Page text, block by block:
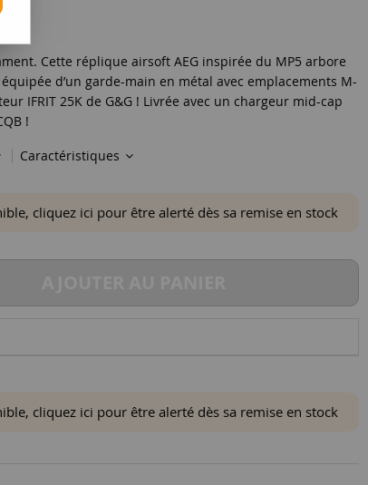
Cette réplique airsoft AEG inspirée du MP5 arbore
d’un garde-main en métal avec emplacements M-
IFRIT 25K de G&G ! Livrée avec un chargeur mid-cap
!
Caractéristiques
cliquez ici pour être alerté dès sa remise en stock
cliquez ici pour être alerté dès sa remise en stock